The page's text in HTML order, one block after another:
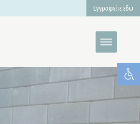
Εγγραφείτε εδώ